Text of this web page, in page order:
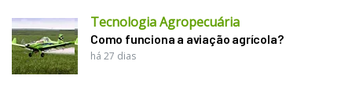
Tecnologia Agropecuária
Como funciona a aviação agrícola?
há 27 dias